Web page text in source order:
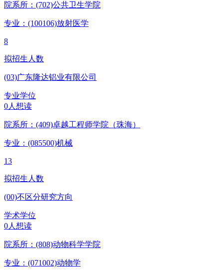
院系所：(702)公共卫生学院
专业：(100106)放射医学
8
拟招生人数
(03)广东隆达铝业有限公司
专业学位
0人想读
院系所：(409)卓越工程师学院（珠海）
专业：(085500)机械
13
拟招生人数
(00)不区分研究方向
学术学位
0人想读
院系所：(808)动物科学学院
专业：(071002)动物学